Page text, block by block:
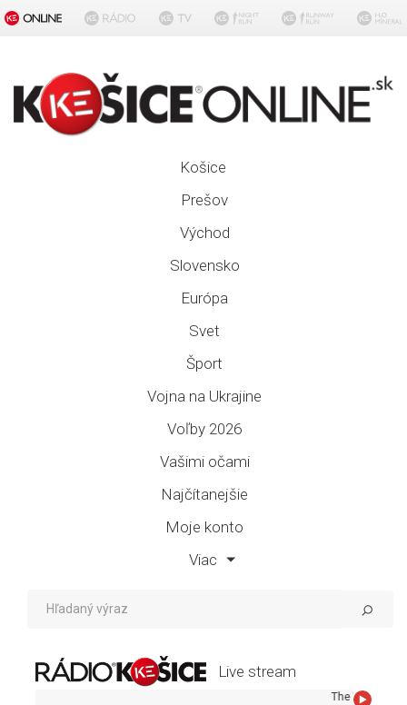
Košice
Prešov
Východ
Slovensko
Európa
Svet
Šport
Vojna na Ukrajine
Voľby 2026
Vašimi očami
Najčítanejšie
Moje konto
Viac
Live stream
The Verve - Bitter Sweet